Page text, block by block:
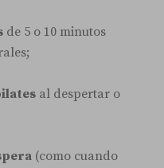
de 5 o 10 minutos
al despertar o
(como cuando